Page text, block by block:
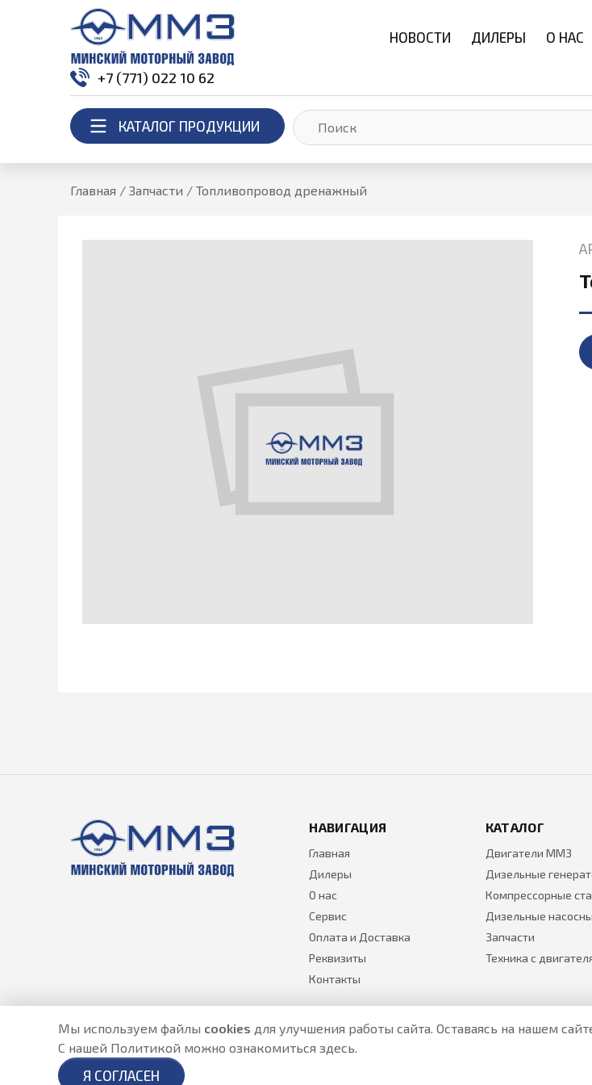
НОВОСТИ ДИЛЕРЫ О НАС
+7 (771) 022 10 62
КАТАЛОГ ПРОДУКЦИИ
Главная / Запчасти / Топливопровод дренажный
НАВИГАЦИЯ
Главная
Дилеры
О нас
Сервис
Оплата и Доставка
Реквизиты
Контакты
КАТАЛОГ
Двигатели ММЗ
Дизельные
Компрессорные
Дизельные
Запчасти
Техника с
Разработано в
Мы используем файлы cookies для улучшения работы сайта. Оставаясь на нашем
С нашей Политикой можно ознакомиться здесь.
Я СОГЛАСЕН